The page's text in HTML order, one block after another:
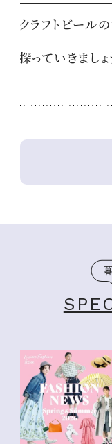
クラフトビール
探っていきましょ